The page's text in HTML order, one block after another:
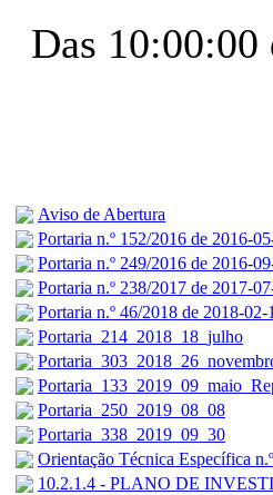
Das 10:00:00
Aviso de Abertura
Portaria n.º 152/2016 de 2016-
Portaria n.º 249/2016 de 2016-
Portaria n.º 238/2017 de 2017-
Portaria n.º 46/2018 de 2018-02-
Portaria_214_2018_18_julho
Portaria_250_2019_08_08
Portaria_338_2019_09_30
Orientação Técnica Específica
10.2.1.4 - PLANO DE